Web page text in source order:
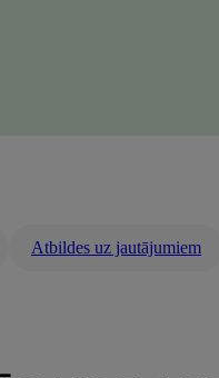
Atbildes uz jautājumiem